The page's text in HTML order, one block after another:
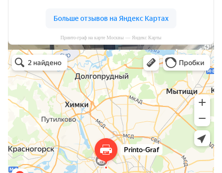
Принто-граф на карте Москвы — Яндекс Карты
Принто-граф